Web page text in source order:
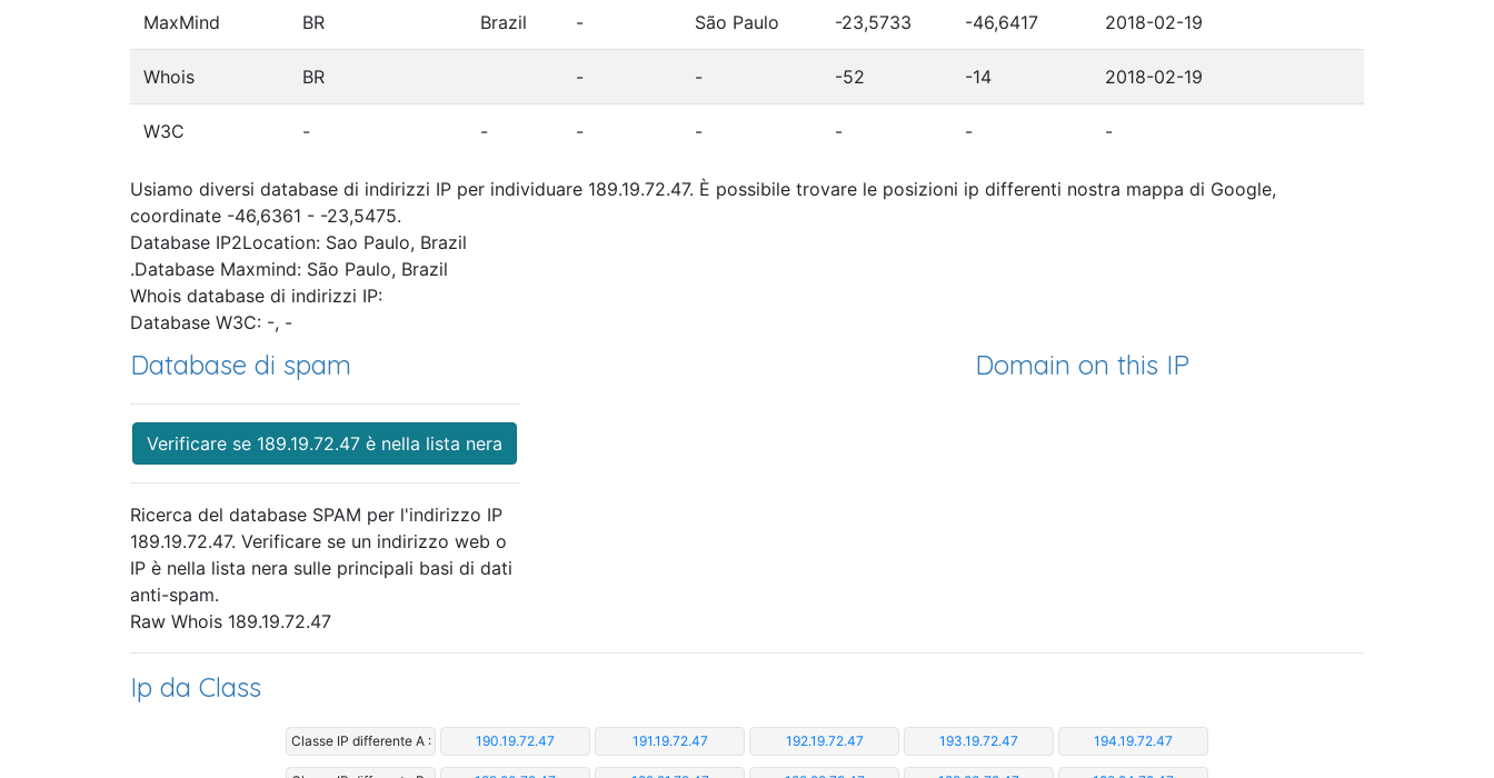
MaxMind BR Brazil - São Paulo -23,5733 -46,6417 2018-02-19
Whois BR - - -52 -14 2018-02-19
W3C - - - - - - -
Usiamo diversi database di indirizzi IP per individuare 189.19.72.47. È possibile trovare le posizioni ip differenti nostra mappa di Google,
coordinate -46,6361 - -23,5475.
Database IP2Location: Sao Paulo, Brazil
.Database Maxmind: São Paulo, Brazil
Whois database di indirizzi IP:
Database W3C: -, -
Database di spam
Verificare se 189.19.72.47 è nella lista nera
Ricerca del database SPAM per l'indirizzo IP
189.19.72.47. Verificare se un indirizzo web o
IP è nella lista nera sulle principali basi di dati
anti-spam.
Domain on this IP
Raw Whois 189.19.72.47
Ip da Class
Classe IP differente A : 190.19.72.47 191.19.72.47 192.19.72.47 193.19.72.47 194.19.72.47